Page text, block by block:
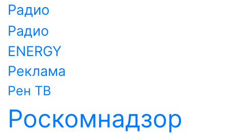
Радио
Радио
ENERGY
Реклама
Рен ТВ
Роскомнадзор